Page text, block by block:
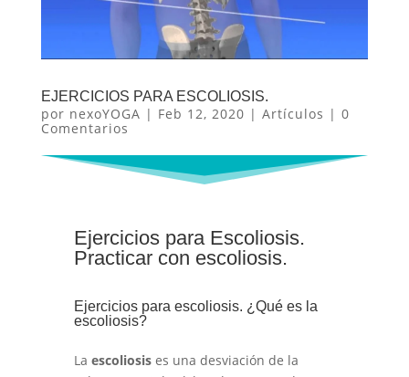
EJERCICIOS PARA ESCOLIOSIS.
por nexoYOGA | Feb 12, 2020 | Artículos | 0
Comentarios
Ejercicios para Escoliosis.
Practicar con escoliosis.
Ejercicios para escoliosis. ¿Qué es la
escoliosis?
La escoliosises una desviación de la